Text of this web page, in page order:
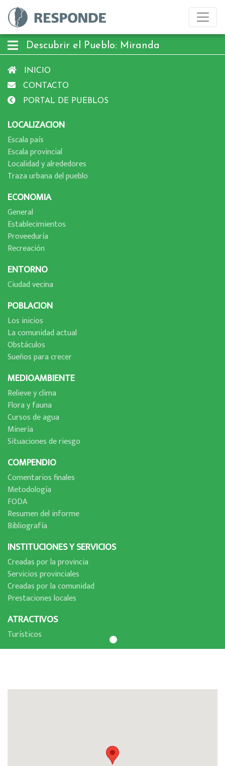
Descubrir el Pueblo: Miranda
INICIO
CONTACTO
PORTAL DE PUEBLOS
LOCALIZACION
Escala paí­s
Escala provincial
Localidad y alrededores
Traza urbana del pueblo
ECONOMIA
General
Establecimientos
Proveedurí­a
Recreación
ENTORNO
Ciudad vecina
POBLACION
Los inicios
La comunidad actual
Obstáculos
Sueños para crecer
MEDIOAMBIENTE
Relieve y clima
Flora y fauna
Cursos de agua
Minerí­a
Situaciones de riesgo
COMPENDIO
Comentarios finales
Metodologí­a
FODA
Resumen del informe
Bibliografí­a
INSTITUCIONES Y SERVICIOS
Creadas por la provincia
Servicios provinciales
Creadas por la comunidad
Prestaciones locales
ATRACTIVOS
Turí­sticos